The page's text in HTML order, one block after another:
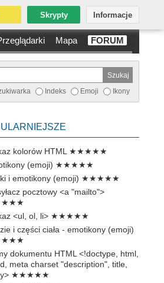
Mapa FORUM
Skrypty Informacje
Indeks Emoji Ikony
kolorów HTML ★★★★★
(emoji) ★★★★★
i emotikony (emoji) ★★★★★
pocztowy <a "mailto">
<ul, ol, li> ★★★★★
i części ciała - emotikony (emoji)
dokumentu HTML <!doctype, html,
meta charset "description", title,
★★★★★